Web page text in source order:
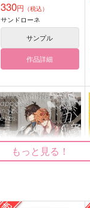
330円 （税込）
サンドローネ
サンプル
作品詳細
もっと見る！